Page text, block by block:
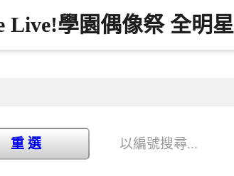
Live!學園偶像祭 全明星
重 選